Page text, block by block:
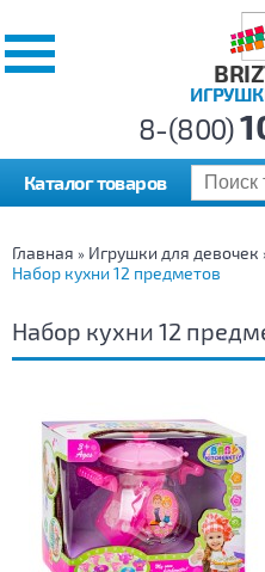
8-(800)
Каталог товаров
Главная » Игрушки для девочек
Набор кухни 12 предметов
Набор кухни 12